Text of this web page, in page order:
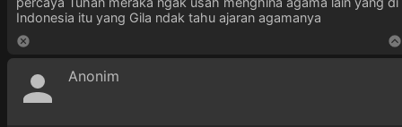
Indonesia itu yang Gila ndak tahu ajaran agamanya
Anonim